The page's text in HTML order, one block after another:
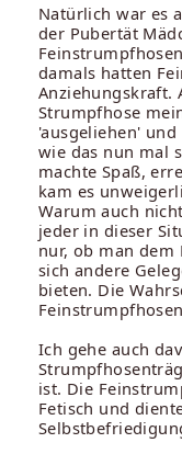
Natürlich war es
der Pubertät
damals hatten
Anziehungskraft.
Strumpfhose
'ausgeliehen'
wie das nun mal
machte Spaß,
kam es
Warum auch
jeder in dieser
nur, ob man
sich andere
bieten. Die
Ich gehe auch
ist. Die
Fetisch und